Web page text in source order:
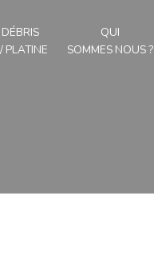
PLATINE
QUI
SOMMES NOUS ?